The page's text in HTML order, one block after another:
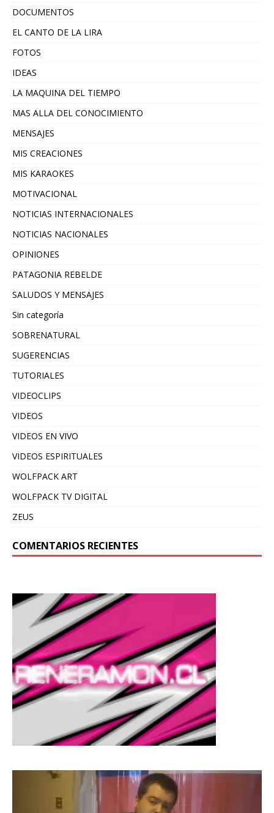
DOCUMENTOS
EL CANTO DE LA LIRA
FOTOS
IDEAS
LA MAQUINA DEL TIEMPO
MAS ALLA DEL CONOCIMIENTO
MENSAJES
MIS CREACIONES
MIS KARAOKES
MOTIVACIONAL
NOTICIAS INTERNACIONALES
NOTICIAS NACIONALES
OPINIONES
PATAGONIA REBELDE
SALUDOS Y MENSAJES
Sin categoría
SOBRENATURAL
SUGERENCIAS
TUTORIALES
VIDEOCLIPS
VIDEOS
VIDEOS EN VIVO
VIDEOS ESPIRITUALES
WOLFPACK ART
WOLFPACK TV DIGITAL
ZEUS
COMENTARIOS RECIENTES